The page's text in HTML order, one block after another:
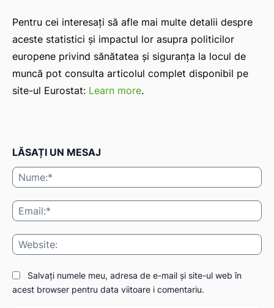
Pentru cei interesați să afle mai multe detalii despre
aceste statistici și impactul lor asupra politicilor
europene privind sănătatea și siguranța la locul de
muncă pot consulta articolul complet disponibil pe
site-ul Eurostat: Learn more.
LĂSAȚI UN MESAJ
Salvați numele meu, adresa de e-mail și site-ul web în
acest browser pentru data viitoare i comentariu.